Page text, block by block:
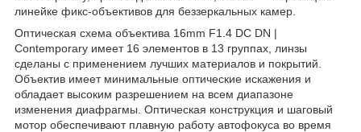
линейке фикс-объективов для беззеркальных камер.
Оптическая схема объектива 16mm F1.4 DC DN |
Contemporary имеет 16 элементов в 13 группах, линзы
сделаны с применением лучших материалов и покрытий.
Объектив имеет минимальные оптические искажения и
обладает высоким разрешением на всем диапазоне
изменения диафрагмы. Оптическая конструкция и шаговый
мотор обеспечивают плавную работу автофокуса во время